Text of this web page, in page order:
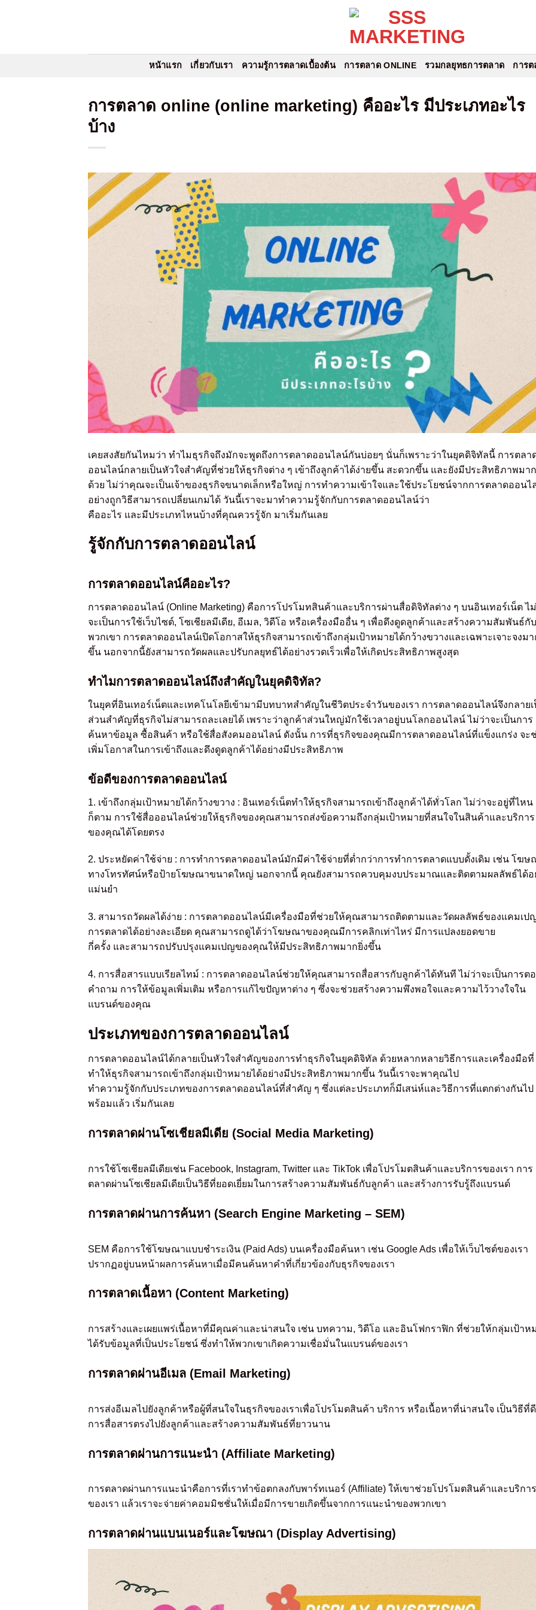
หน้าแรก เกี่ยวกับเรา ความรู้การตลาดเบื้องต้น การตลาด ONLINE รวมกลยุทธการตลาด การ
การตลาด online (online marketing) คืออะไร มีประเภทอะไร
บ้าง
เคยสงสัยกันไหมว่า ทำไมธุรกิจถึงมักจะพูดถึงการตลาดออนไลน์กันบ่อยๆ นั่นก็เพราะว่าในยุคดิจิทัลนี้ การตลา
ออนไลน์กลายเป็นหัวใจสำคัญที่ช่วยให้ธุรกิจต่าง ๆ เข้าถึงลูกค้าได้ง่ายขึ้น สะดวกขึ้น และยังมีประสิทธิภาพมา
ด้วย ไม่ว่าคุณจะเป็นเจ้าของธุรกิจขนาดเล็กหรือใหญ่ การทำความเข้าใจและใช้ประโยชน์จากการตลาดออนไ
อย่างถูกวิธีสามารถเปลี่ยนเกมได้ วันนี้เราจะมาทำความรู้จักกับการตลาดออนไลน์ว่า
คืออะไร และมีประเภทไหนบ้างที่คุณควรรู้จัก มาเริ่มกันเลย
รู้จักกับการตลาดออนไลน์
การตลาดออนไลน์คืออะไร?
การตลาดออนไลน์ (Online Marketing) คือการโปรโมทสินค้าและบริการผ่านสื่อดิจิทัลต่าง ๆ บนอินเทอร์เน็ต ไ
จะเป็นการใช้เว็บไซต์, โซเชียลมีเดีย, อีเมล, วิดีโอ หรือเครื่องมืออื่น ๆ เพื่อดึงดูดลูกค้าและสร้างความสัมพันธ์กับ
พวกเขา การตลาดออนไลน์เปิดโอกาสให้ธุรกิจสามารถเข้าถึงกลุ่มเป้าหมายได้กว้างขวางและเฉพาะเจาะจงมา
ขึ้น นอกจากนี้ยังสามารถวัดผลและปรับกลยุทธ์ได้อย่างรวดเร็วเพื่อให้เกิดประสิทธิภาพสูงสุด
ทำไมการตลาดออนไลน์ถึงสำคัญในยุคดิจิทัล?
ในยุคที่อินเทอร์เน็ตและเทคโนโลยีเข้ามามีบทบาทสำคัญในชีวิตประจำวันของเรา การตลาดออนไลน์จึงกลาย
ส่วนสำคัญที่ธุรกิจไม่สามารถละเลยได้ เพราะว่าลูกค้าส่วนใหญ่มักใช้เวลาอยู่บนโลกออนไลน์ ไม่ว่าจะเป็นการ
ค้นหาข้อมูล ซื้อสินค้า หรือใช้สื่อสังคมออนไลน์ ดังนั้น การที่ธุรกิจของคุณมีการตลาดออนไลน์ที่แข็งแกร่ง จะ
เพิ่มโอกาสในการเข้าถึงและดึงดูดลูกค้าได้อย่างมีประสิทธิภาพ
ข้อดีของการตลาดออนไลน์
1. เข้าถึงกลุ่มเป้าหมายได้กว้างขวาง : อินเทอร์เน็ตทำให้ธุรกิจสามารถเข้าถึงลูกค้าได้ทั่วโลก ไม่ว่าจะอยู่ที่ไหน
ก็ตาม การใช้สื่อออนไลน์ช่วยให้ธุรกิจของคุณสามารถส่งข้อความถึงกลุ่มเป้าหมายที่สนใจในสินค้าและบริการ
ของคุณได้โดยตรง
2. ประหยัดค่าใช้จ่าย : การทำการตลาดออนไลน์มักมีค่าใช้จ่ายที่ต่ำกว่าการทำการตลาดแบบดั้งเดิม เช่น โฆษ
ทางโทรทัศน์หรือป้ายโฆษณาขนาดใหญ่ นอกจากนี้ คุณยังสามารถควบคุมงบประมาณและติดตามผลลัพธ์ได้อ
แม่นยำ
3. สามารถวัดผลได้ง่าย : การตลาดออนไลน์มีเครื่องมือที่ช่วยให้คุณสามารถติดตามและวัดผลลัพธ์ของแคมเป
การตลาดได้อย่างละเอียด คุณสามารถดูได้ว่าโฆษณาของคุณมีการคลิกเท่าไหร่ มีการแปลงยอดขาย
กี่ครั้ง และสามารถปรับปรุงแคมเปญของคุณให้มีประสิทธิภาพมากยิ่งขึ้น
4. การสื่อสารแบบเรียลไทม์ : การตลาดออนไลน์ช่วยให้คุณสามารถสื่อสารกับลูกค้าได้ทันที ไม่ว่าจะเป็นการต
คำถาม การให้ข้อมูลเพิ่มเติม หรือการแก้ไขปัญหาต่าง ๆ ซึ่งจะช่วยสร้างความพึงพอใจและความไว้วางใจใน
แบรนด์ของคุณ
ประเภทของการตลาดออนไลน์
การตลาดออนไลน์ได้กลายเป็นหัวใจสำคัญของการทำธุรกิจในยุคดิจิทัล ด้วยหลากหลายวิธีการและเครื่องมือที่
ทำให้ธุรกิจสามารถเข้าถึงกลุ่มเป้าหมายได้อย่างมีประสิทธิภาพมากขึ้น วันนี้เราจะพาคุณไป
ทำความรู้จักกับประเภทของการตลาดออนไลน์ที่สำคัญ ๆ ซึ่งแต่ละประเภทก็มีเสน่ห์และวิธีการที่แตกต่างกันไป
พร้อมแล้ว เริ่มกันเลย
การตลาดผ่านโซเชียลมีเดีย (Social Media Marketing)
การใช้โซเชียลมีเดียเช่น Facebook, Instagram, Twitter และ TikTok เพื่อโปรโมตสินค้าและบริการของเรา การ
ตลาดผ่านโซเชียลมีเดียเป็นวิธีที่ยอดเยี่ยมในการสร้างความสัมพันธ์กับลูกค้า และสร้างการรับรู้ถึงแบรนด์
การตลาดผ่านการค้นหา (Search Engine Marketing – SEM)
SEM คือการใช้โฆษณาแบบชำระเงิน (Paid Ads) บนเครื่องมือค้นหา เช่น Google Ads เพื่อให้เว็บไซต์ของเรา
ปรากฏอยู่บนหน้าผลการค้นหาเมื่อมีคนค้นหาคำที่เกี่ยวข้องกับธุรกิจของเรา
การตลาดเนื้อหา (Content Marketing)
การสร้างและเผยแพร่เนื้อหาที่มีคุณค่าและน่าสนใจ เช่น บทความ, วิดีโอ และอินโฟกราฟิก ที่ช่วยให้กลุ่มเป้าห
ได้รับข้อมูลที่เป็นประโยชน์ ซึ่งทำให้พวกเขาเกิดความเชื่อมั่นในแบรนด์ของเรา
การตลาดผ่านอีเมล (Email Marketing)
การส่งอีเมลไปยังลูกค้าหรือผู้ที่สนใจในธุรกิจของเราเพื่อโปรโมตสินค้า บริการ หรือเนื้อหาที่น่าสนใจ เป็นวิธีที่
การสื่อสารตรงไปยังลูกค้าและสร้างความสัมพันธ์ที่ยาวนาน
การตลาดผ่านการแนะนำ (Affiliate Marketing)
การตลาดผ่านการแนะนำคือการที่เราทำข้อตกลงกับพาร์ทเนอร์ (Affiliate) ให้เขาช่วยโปรโมตสินค้าและบริการ
ของเรา แล้วเราจะจ่ายค่าคอมมิชชั่นให้เมื่อมีการขายเกิดขึ้นจากการแนะนำของพวกเขา
การตลาดผ่านแบนเนอร์และโฆษณา (Display Advertising)